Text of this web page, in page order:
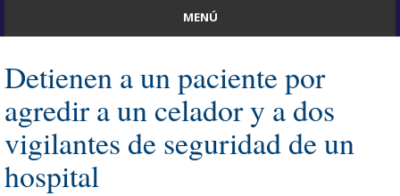
MENÚ
Detienen a un paciente por
agredir a un celador y a dos
vigilantes de seguridad de un
hospital